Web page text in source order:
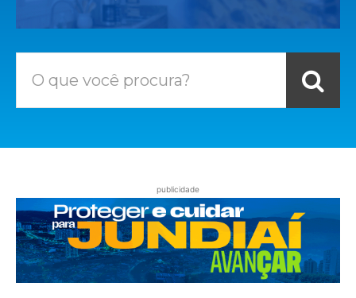
O que você procura?
publicidade